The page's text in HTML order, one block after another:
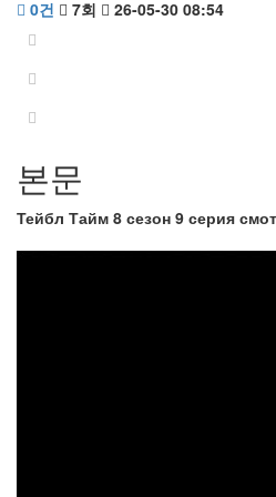
0건 7회 26-05-30 08:54
본문
Тейбл Тайм 8 сезон 9 серия